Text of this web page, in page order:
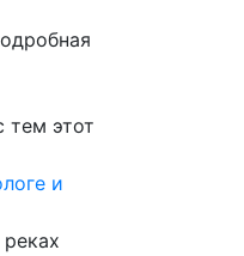
тем этот
и